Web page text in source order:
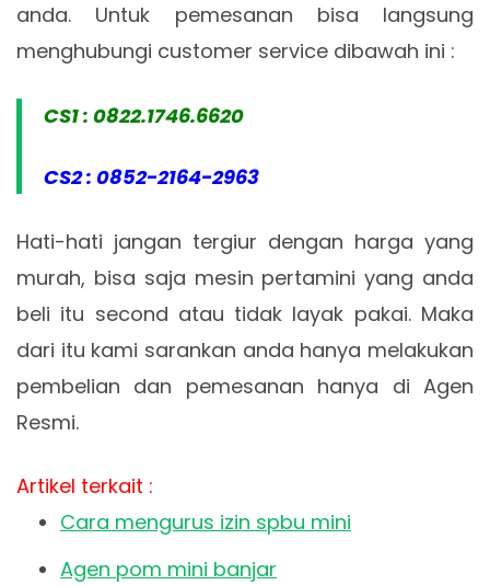
anda. Untuk pemesanan bisa langsung
menghubungi customer service dibawah ini :
CS1 : 0822.1746.6620
CS2 : 0852-2164-2963
Hati-hati jangan tergiur dengan harga yang
murah, bisa saja mesin pertamini yang anda
beli itu second atau tidak layak pakai. Maka
dari itu kami sarankan anda hanya melakukan
pembelian dan pemesanan hanya di Agen
Resmi.
Artikel terkait :
Cara mengurus izin spbu mini
Agen pom mini banjar